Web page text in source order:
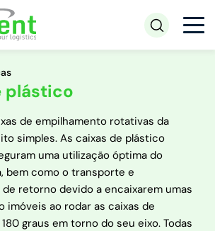
plástico
de empilhamento rotativas da
simples. As caixas de plástico
uma utilização óptima do
bem como o transporte e
retorno devido a encaixarem umas
imóveis ao rodar as caixas de
graus em torno do seu eixo. Todas